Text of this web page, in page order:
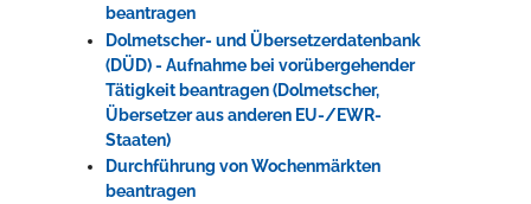
beantragen
Dolmetscher- und Übersetzerdatenbank
(DÜD) - Aufnahme bei vorübergehender
Tätigkeit beantragen (Dolmetscher,
Übersetzer aus anderen EU-/EWR-
Staaten)
Durchführung von Wochenmärkten
beantragen